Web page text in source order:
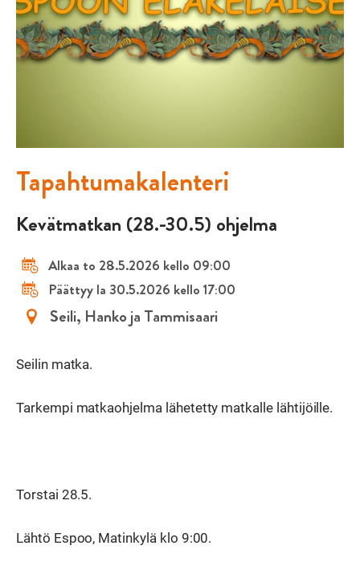
Tapahtumakalenteri
Kevätmatkan (28.-30.5) ohjelma
Alkaa to 28.5.2026 kello 09:00
Päättyy la 30.5.2026 kello 17:00
Seili, Hanko ja Tammisaari
Seilin matka.
Tarkempi matkaohjelma lähetetty matkalle lähtijöille.
Torstai 28.5.
Lähtö Espoo, Matinkylä klo 9:00.